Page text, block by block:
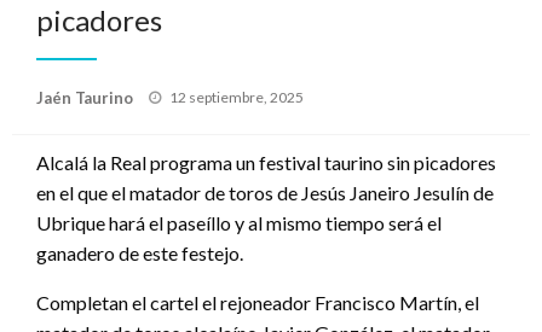
picadores
Jaén Taurino
Publicado
12 septiembre, 2025
Alcalá la Real programa un festival taurino sin picadores
en el que el matador de toros de Jesús Janeiro Jesulín de
Ubrique hará el paseíllo y al mismo tiempo será el
ganadero de este festejo.
Completan el cartel el rejoneador Francisco Martín, el